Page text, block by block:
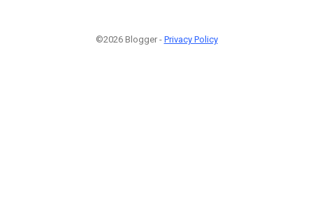
©2026 Blogger - Privacy Policy